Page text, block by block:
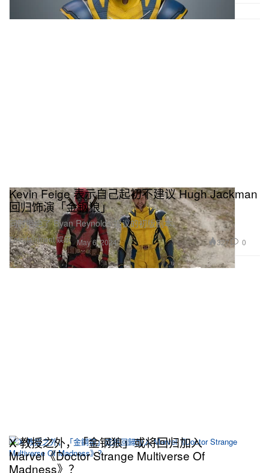
Entertainment 娱乐
Kevin Feige 表示自己起初不建议 Hugh Jackman
回归饰演「金钢狼」
同时拒绝了 Ryan Reynolds 提议的初版剧本。
May 6, 2024 327 0
X 教授之外，「金钢狼」或将回归加入
Marvel《Doctor Strange Multiverse Of
Madness》？